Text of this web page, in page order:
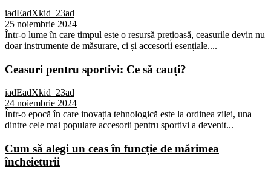
iadEadXkid_23ad
25 noiembrie 2024
Într-o lume în care timpul este o resursă prețioasă, ceasurile devin nu
doar instrumente de măsurare, ci și accesorii esențiale....
Ceasuri pentru sportivi: Ce să cauți?
iadEadXkid_23ad
24 noiembrie 2024
Într-o epocă în care inovația tehnologică este la ordinea zilei, una
dintre cele mai populare accesorii pentru sportivi a devenit...
Cum să alegi un ceas în funcție de mărimea
încheieturii